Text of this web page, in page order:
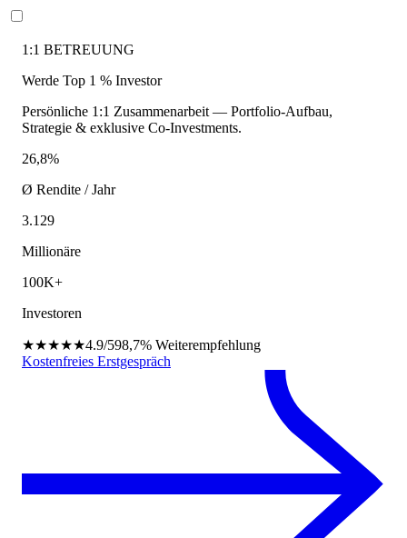
1:1 BETREUUNG
Werde Top 1 % Investor
Persönliche 1:1 Zusammenarbeit — Portfolio-Aufbau,
Strategie & exklusive Co-Investments.
26,8%
Ø Rendite / Jahr
3.129
Millionäre
100K+
Investoren
★★★★★4.9/598,7% Weiterempfehlung
Kostenfreies Erstgespräch